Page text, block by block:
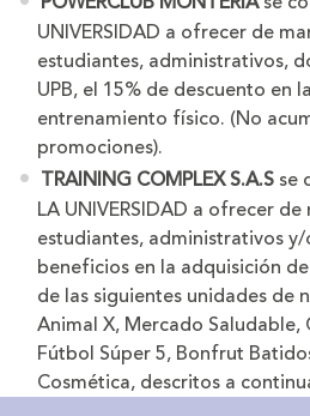
UNIVERSIDAD a ofrecer de
estudiantes, administrativos,
UPB, el 15% de descuento en
entrenamiento físico. (No
promociones).
TRAINING COMPLEX S.A.S se
LA UNIVERSIDAD a ofrecer
estudiantes, administrativos
beneficios en la adquisición
de las siguientes unidades de
Animal X, Mercado Saludable,
Fútbol Súper 5, Bonfrut
Cosmética, descritos a